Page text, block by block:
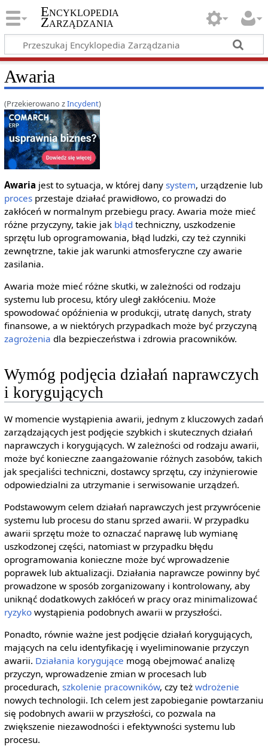
Encyklopedia
Zarządzania
Awaria
(Przekierowano zIncydent)
Awaria jest to sytuacja, w której dany system, urządzenie lub
procesprzestaje działać prawidłowo, co prowadzi do
zakłóceń w normalnym przebiegu pracy. Awaria może mieć
różne przyczyny, takie jak błąd techniczny, uszkodzenie
sprzętu lub oprogramowania, błąd ludzki, czy też czynniki
zewnętrzne, takie jak warunki atmosferyczne czy awarie
zasilania.
Awaria może mieć różne skutki, w zależności od rodzaju
systemu lub procesu, który uległ zakłóceniu. Może
spowodować opóźnienia w produkcji, utratę danych, straty
finansowe, a w niektórych przypadkach może być przyczyną
zagrożenia dla bezpieczeństwa i zdrowia pracowników.
Wymóg podjęcia działań naprawczych
i korygujących
W momencie wystąpienia awarii, jednym z kluczowych zadań
zarządzających jest podjęcie szybkich i skutecznych działań
naprawczych i korygujących. W zależności od rodzaju awarii,
może być konieczne zaangażowanie różnych zasobów, takich
jak specjaliści techniczni, dostawcy sprzętu, czy inżynierowie
odpowiedzialni za utrzymanie i serwisowanie urządzeń.
Podstawowym celem działań naprawczych jest przywrócenie
systemu lub procesu do stanu sprzed awarii. W przypadku
awarii sprzętu może to oznaczać naprawę lub wymianę
uszkodzonej części, natomiast w przypadku błędu
oprogramowania konieczne może być wprowadzenie
poprawek lub aktualizacji. Działania naprawcze powinny być
prowadzone w sposób zorganizowany i kontrolowany, aby
uniknąć dodatkowych zakłóceń w pracy oraz minimalizować
ryzykowystąpienia podobnych awarii w przyszłości.
Ponadto, równie ważne jest podjęcie działań korygujących,
mających na celu identyfikację i wyeliminowanie przyczyn
awarii. Działania korygujące mogą obejmować analizę
przyczyn, wprowadzenie zmian w procesach lub
procedurach, szkolenie pracowników, czy też wdrożenie
nowych technologii. Ich celem jest zapobieganie powtarzaniu
się podobnych awarii w przyszłości, co pozwala na
zwiększenie niezawodności i efektywności systemu lub
procesu.